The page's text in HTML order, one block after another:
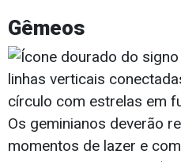
Gêmeos
Os geminianos deverão
momentos de lazer e